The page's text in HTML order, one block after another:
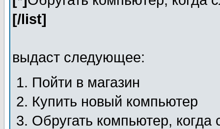
[/list]
выдаст следующее:
Пойти в магазин
Купить новый компьютер
Обругать компьютер, когда